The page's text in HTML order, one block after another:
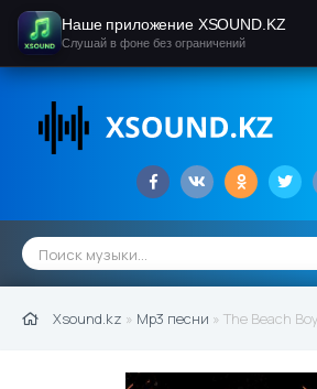
Xsound.kz » Mp3 песни » The Beach Boys -
Наше приложение XSOUND.KZ
Слушай в фоне без ограничений